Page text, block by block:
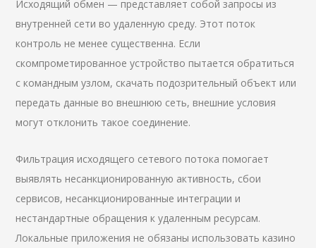
Исходящий обмен — представляет собой запросы из
внутренней сети во удаленную среду. Этот поток
контроль не менее существенна. Если
скомпрометированное устройство пытается обратиться
с командным узлом, скачать подозрительный объект или
передать данные во внешнюю сеть, внешние условия
могут отклонить такое соединение.
Фильтрация исходящего сетевого потока помогает
выявлять несанкционированную активность, сбои
сервисов, несанкционированные интеграции и
нестандартные обращения к удаленным ресурсам.
Локальные приложения не обязаны использовать казино